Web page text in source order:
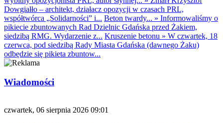
Dowgiałło – architekt, działacz opozycji w czasach PRL,
współtwórca „Solidarności” i... Beton twardy... » Informowaliśmy o
pikiecie zbuntowanych Rad Dzielnic Gdańska przed Żakiem,
siedzibą RMG. Wydarzenie z... Kruszenie betonu » W czwartek, 18
czerwca, pod siedzibą Rady Miasta Gdańska (dawnego Żaku)
odbędzie się pikieta zbuntow...
Wiadomości
czwartek, 06 sierpnia 2026 09:01